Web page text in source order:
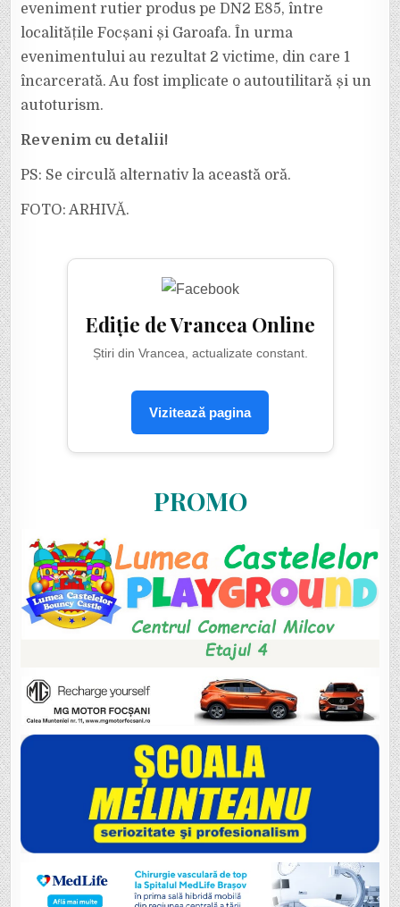
eveniment rutier produs pe DN2 E85, între
localitățile Focșani și Garoafa. În urma
evenimentului au rezultat 2 victime, din care 1
încarcerată. Au fost implicate o autoutilitară și un
autoturism.
Revenim cu detalii!
PS: Se circulă alternativ la această oră.
FOTO: ARHIVĂ.
Ediție de Vrancea Online
Știri din Vrancea, actualizate constant.
Vizitează pagina
PROMO